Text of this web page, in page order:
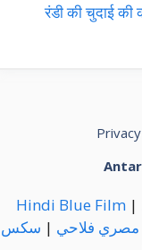
रंडी की चुदाई की
Hindi Blue Film |
فلاحي | سكس